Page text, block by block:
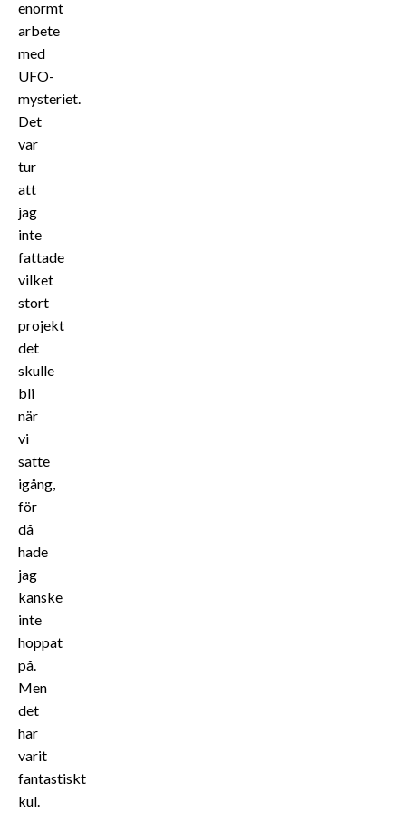
enormt
arbete
med
UFO-
mysteriet.
Det
var
tur
att
jag
inte
fattade
vilket
stort
projekt
det
skulle
bli
när
vi
satte
igång,
för
då
hade
jag
kanske
inte
hoppat
på.
Men
det
har
varit
fantastiskt
kul.